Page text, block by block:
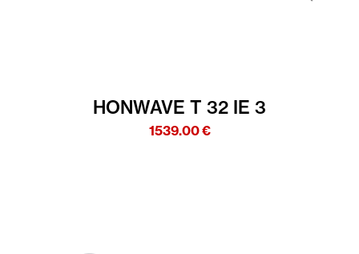
HONWAVE T 32 IE 3
1539.00€